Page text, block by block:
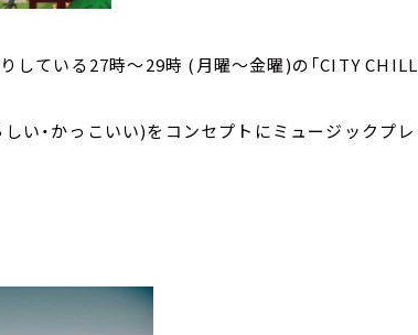
している27時～29時 (月曜～金曜)の「CITY CHILL
い・かっこいい)をコンセプトにミュージックプレ